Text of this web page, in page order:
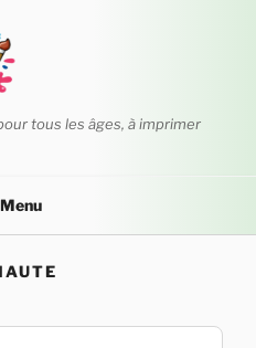
tous les âges, à imprimer
Menu